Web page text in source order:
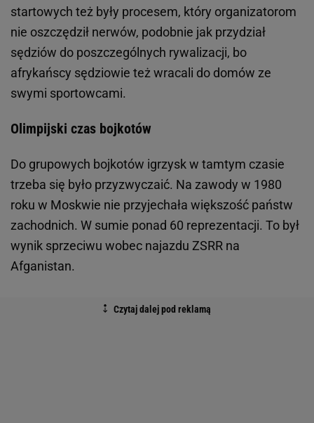
startowych też były procesem, który organizatorom
nie oszczędził nerwów, podobnie jak przydział
sędziów do poszczególnych rywalizacji, bo
afrykańscy sędziowie też wracali do domów ze
swymi sportowcami.
Olimpijski czas bojkotów
Do grupowych bojkotów igrzysk w tamtym czasie
trzeba się było przyzwyczaić. Na zawody w 1980
roku w Moskwie nie przyjechała większość państw
zachodnich. W sumie ponad 60 reprezentacji. To był
wynik sprzeciwu wobec najazdu ZSRR na
Afganistan.